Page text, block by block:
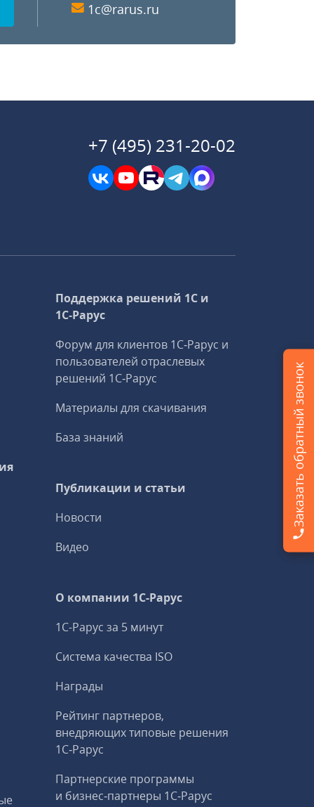
1c@rarus.ru
+7 (495) 231-20-02
Поддержка решений 1С и
1С‑Рарус
Форум для клиентов 1С‑Рарус и
пользователей отраслевых
решений 1С‑Рарус
Материалы для скачивания
База знаний
Публикации и статьи
Новости
Видео
О компании 1C-Рарус
1С-Рарус за 5 минут
Система качества ISO
Награды
Рейтинг партнеров,
внедряющих типовые решения
1С‑Рарус
Партнерские программы
и бизнес‑партнеры 1С‑Рарус
Заказать обратный звонок